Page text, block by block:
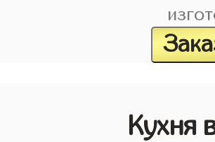
Кухня